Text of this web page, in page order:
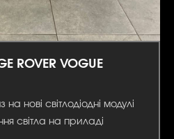
ROVER VOGUE
нові світлодіодні модулі
світла на приладі